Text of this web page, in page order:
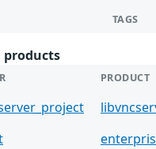
TAGS
products
PRODUCT